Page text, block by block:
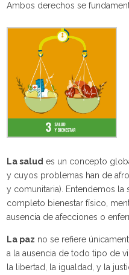
Ambos derechos se
La salud es un concepto
y cuyos problemas han de
y comunitaria). Entendemos
completo bienestar físico,
ausencia de afecciones o
La paz no se refiere
a la ausencia de todo tipo de
la libertad, la igualdad, y la